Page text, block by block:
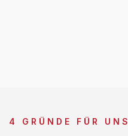
4 GRÜNDE FÜR UNS